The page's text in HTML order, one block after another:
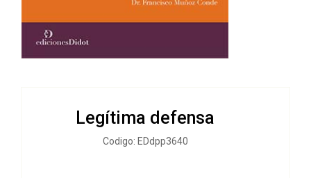
Legítima defensa
Codigo: EDdpp3640